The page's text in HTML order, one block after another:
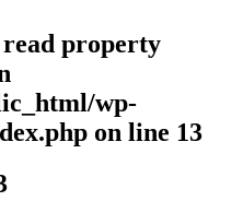
property
wp-
on line 13